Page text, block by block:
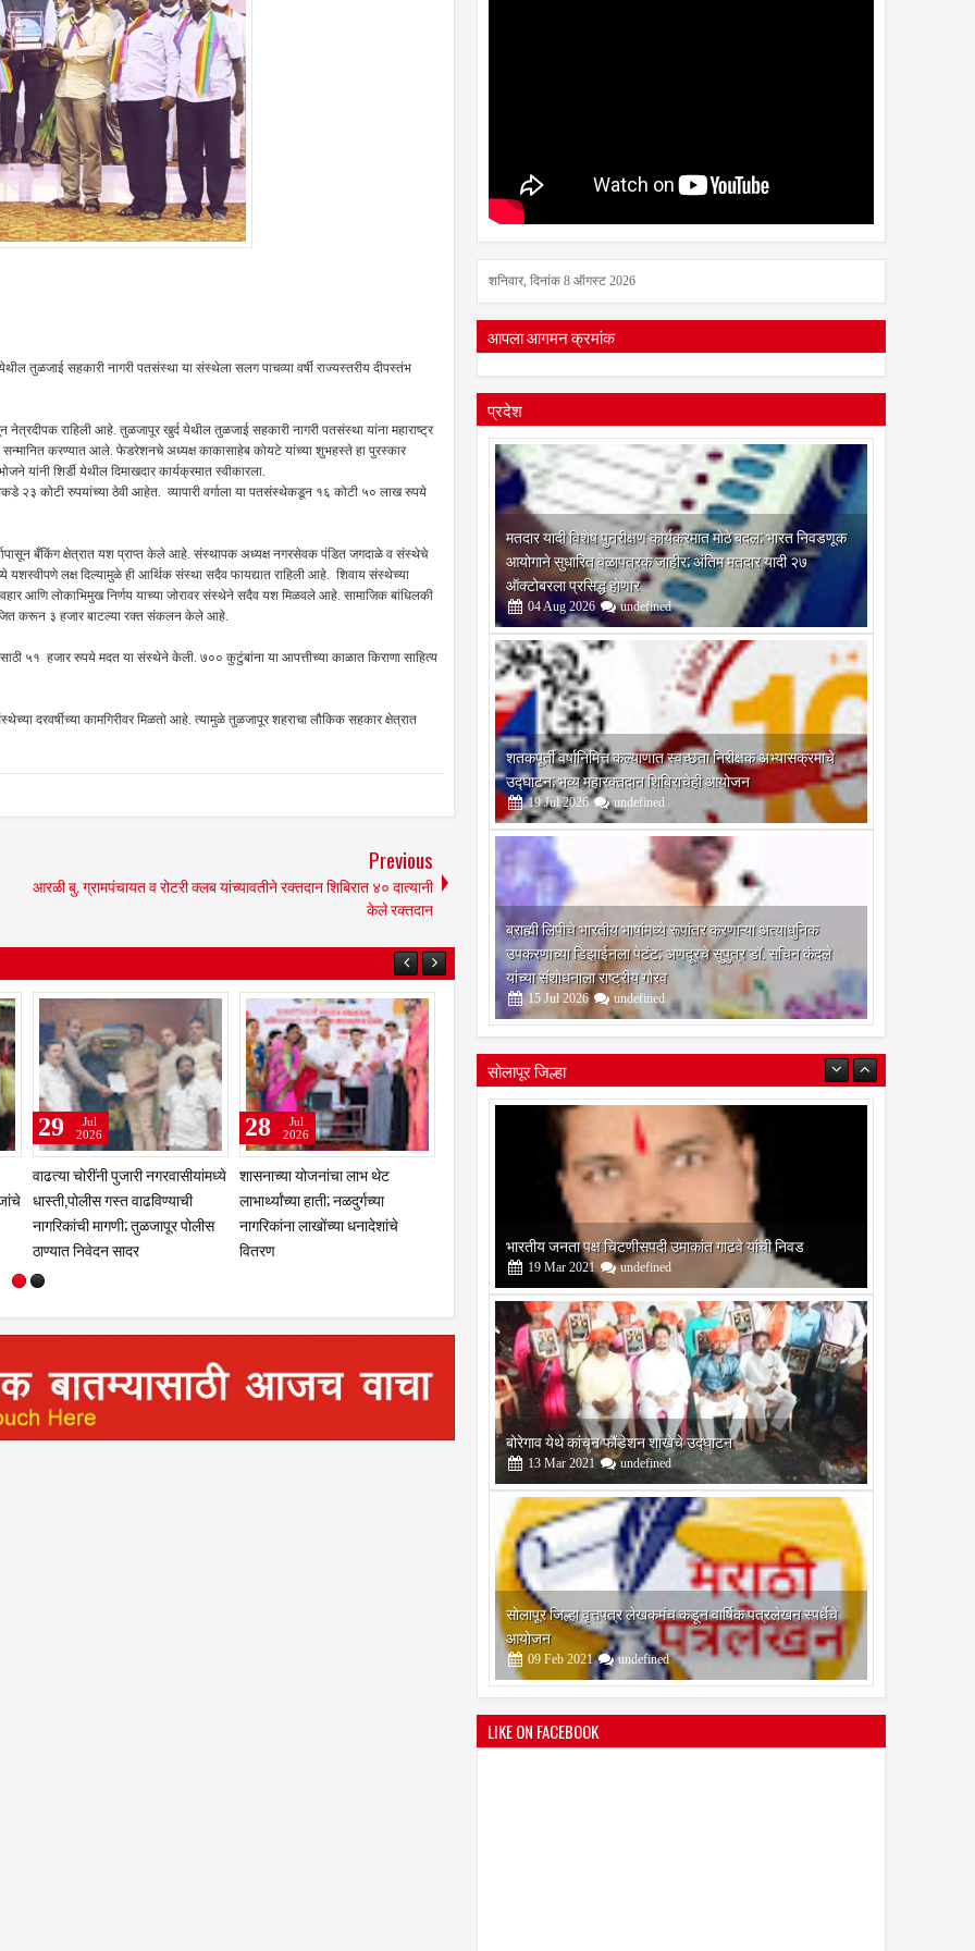
तुळजाई सहकारी नागरी पतसंस्था या संस्थेला सलग पाचव्या वर्षी राज्यस्तरीय दीपस्तंभ
नेत्रदीपक राहिली आहे. तुळजापूर खुर्द येथील तुळजाई सहकारी नागरी पतसंस्था यांना महाराष्ट्र
करण्यात आले. फेडरेशनचे अध्यक्ष काकासाहेब कोयटे यांच्या शुभहस्ते हा पुरस्कार
यांनी शिर्डी येथील दिमाखदार कार्यक्रमात स्वीकारला.
कोटी रुपयांच्या ठेवी आहेत. व्यापारी वर्गाला या पतसंस्थेकडून १६ कोटी ५० लाख रुपये
बँकिंग क्षेत्रात यश प्राप्त केले आहे. संस्थापक अध्यक्ष नगरसेवक पंडित जगदाळे व संस्थेचे
यशस्वीपणे लक्ष दिल्यामुळे ही आर्थिक संस्था सदैव फायद्यात राहिली आहे. शिवाय संस्थेच्या
आणि लोकाभिमुख निर्णय याच्या जोरावर संस्थेने सदैव यश मिळवले आहे. सामाजिक बांधिलकी
करून ३ हजार बाटल्या रक्त संकलन केले आहे.
५१ हजार रुपये मदत या संस्थेने केली. ७०० कुटुंबांना या आपत्तीच्या काळात किराणा साहित्य
दरवर्षीच्या कामगिरीवर मिळतो आहे. त्यामुळे तुळजापूर शहराचा लौकिक सहकार क्षेत्रात
Previous
आरळी बु. ग्रामपंचायत व रोटरी क्लब यांच्यावतीने रक्तदान शिबिरात ४० दात्यानी
केले रक्तदान
तेलंगणा
कुलस्वामिनीच्या चरणी अभिनेत्री
प्राजक्ता माळी; तुळजाभवानी मंदिरात
सहकुटुंब पूजा-अर्चा
31
2026
झरेगावच्या दत्त मठात गुरुपौर्णिमेचा
भक्तिरंग; 'दासबोध'वर काका महाराजांचे
प्रबोधन
29
Jul
2026
शनिवार, दिनांक 8 ऑगस्ट 2026
आपला आगमन क्रमांक
प्रदेश
मतदार यादी विशेष पुनरीक्षण कार्यक्रमात मोठे बदल; भारत निवडणूक
आयोगाने सुधारित वेळापत्रक जाहीर; अंतिम मतदार यादी २७
ऑक्टोबरला प्रसिद्ध होणार
04 Aug 2026 undefined
शतकपूर्ती वर्षानिमित्त कल्याणात स्वच्छता निरीक्षक अभ्यासक्रमाचे
उद्घाटन; भव्य महारक्तदान शिबिराचेही आयोजन
19 Jul 2026 undefined
ब्राह्मी लिपीचे भारतीय भाषांमध्ये रूपांतर करणाऱ्या अत्याधुनिक
उपकरणाच्या डिझाईनला पेटंट; अणदूरचे सुपुत्र डॉ. सचिन कंदले
यांच्या संशोधनाला राष्ट्रीय गौरव
15 Jul 2026 undefined
सोलापूर जिल्हा
बोरेगाव येथे कांचन फौंडेशन शाखेचे उद्घाटन
13 Mar 2021 undefined
सोलापूर जिल्हा वृत्तपत्र लेखकमंच कडून वार्षिक पत्रलेखन स्पर्धेचे
आयोजन
09 Feb 2021 undefined
श्री मल्लिकार्जुन प्रशालेकडून उमाकांत गाढवे यांचा सत्कार
25 Mar 2021 undefined
LIKE ON FACEBOOK